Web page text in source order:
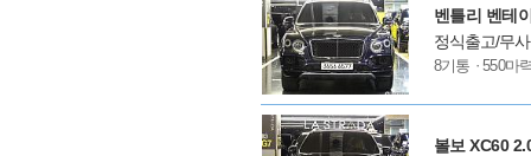
벤틀리 벤테
정식출고/무
모
8기통 550마
볼보 XC60